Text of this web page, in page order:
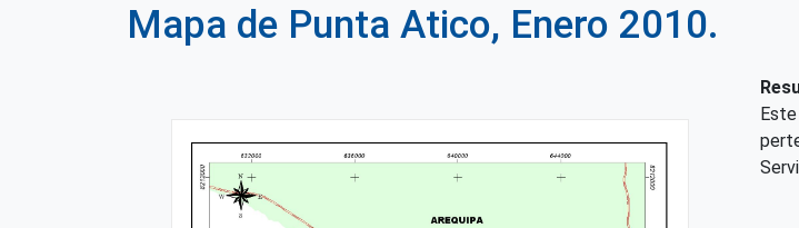
Mapa de Punta Atico, Enero 2010.